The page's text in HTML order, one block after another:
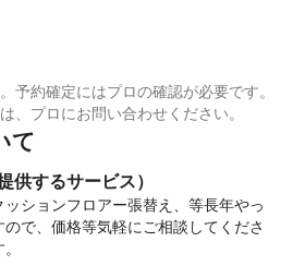
予約確定にはプロの確認が必要です。
、プロにお問い合わせください。
て
供するサービス）
ションフロアー張替え、等長年やっ
で、価格等気軽にご相談してくださ